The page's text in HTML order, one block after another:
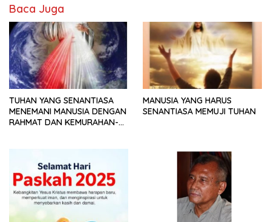
Baca Juga
TUHAN YANG SENANTIASA
MENEMANI MANUSIA DENGAN
RAHMAT DAN KEMURAHAN-
MANUSIA YANG HARUS
SENANTIASA MEMUJI TUHAN